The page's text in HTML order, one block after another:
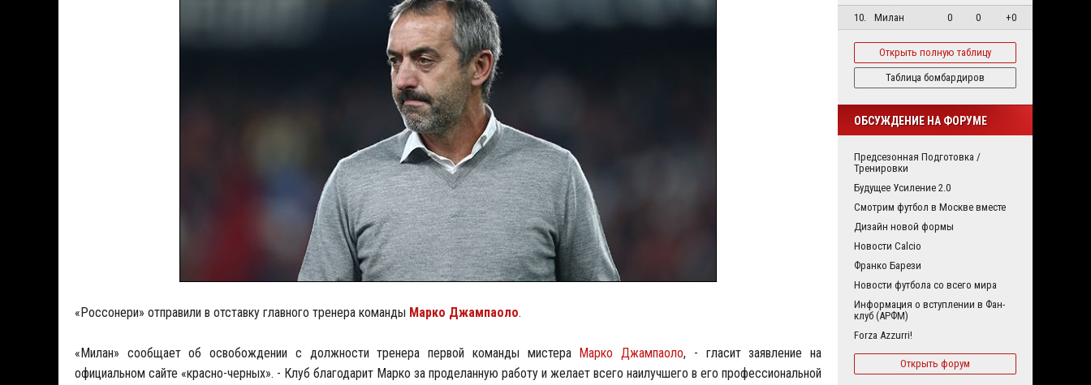
«Россонери» отправили в отставку главного тренера команды Марко Джампаоло.
«Милан» сообщает об освобождении с должности тренера первой команды мистера Марко Джампаоло, - гласит заявление на
официальном сайте «красно-черных». - Клуб благодарит Марко за проделанную работу и желает всего наилучшего в его профессиональной
10.
Милан 0 0 +0
Открыть полную таблицу
Таблица бомбардиров
ОБСУЖДЕНИЕ НА ФОРУМЕ
Предсезонная Подготовка /
Тренировки
Будущее Усиление 2.0
Смотрим футбол в Москве вместе
Дизайн новой формы
Новости Calcio
Франко Барези
Новости футбола со всего мира
Информация о вступлении в Фан-
клуб (АРФМ)
Forza Azzurri!
Открыть форум